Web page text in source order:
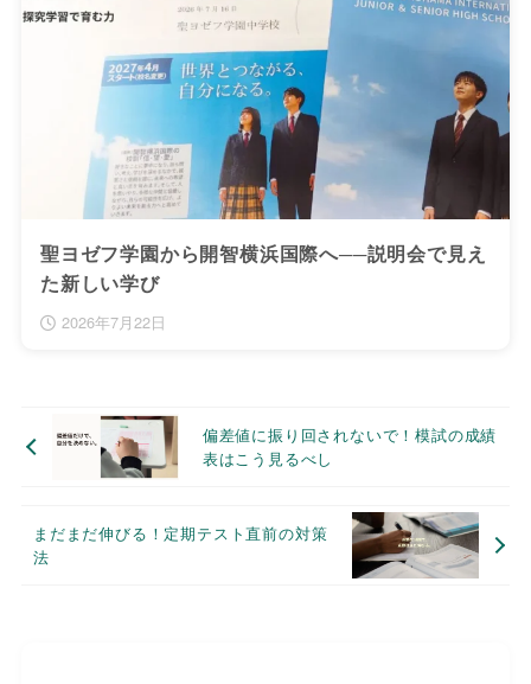
聖ヨゼフ学園から開智横浜国際へ──説明会で見え
た新しい学び
2026年7月22日
偏差値に振り回されないで！模試の成績
表はこう見るべし
まだまだ伸びる！定期テスト直前の対策
法